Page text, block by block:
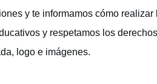
y te informamos cómo realizar
y respetamos los
logo e imágenes.